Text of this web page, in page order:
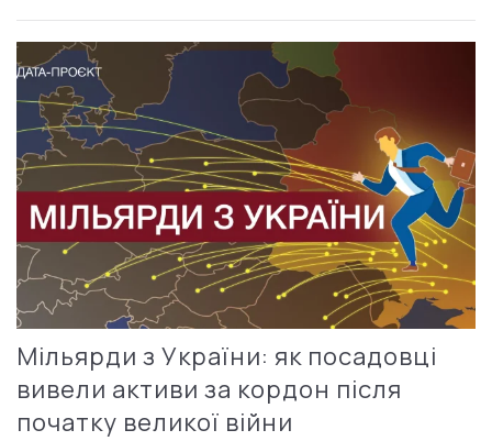
Мільярди з України: як посадовці
вивели активи за кордон після
початку великої війни